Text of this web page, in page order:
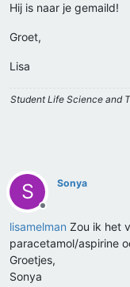
Hij is naar je gemaild!
Groet,
Lisa
Student Life Science and
S
Offline
Sonya
lisamelman Zou ik het
paracetamol/aspirine
Groetjes,
Sonya